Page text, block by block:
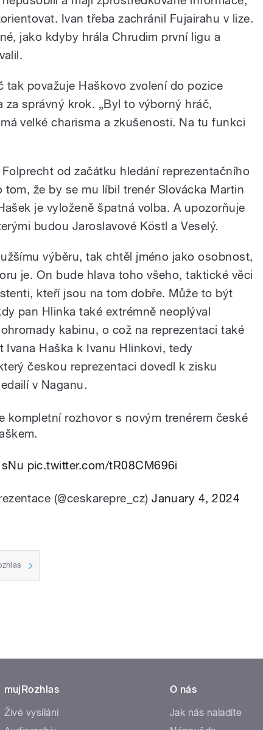
Ivan třeba zachránil Fujairahu v lize.
jako kdyby hrála Chrudim první ligu a
tak považuje Haškovo zvolení do pozice
za správný krok. „Byl to výborný hráč,
velké charisma a zkušenosti. Na tu funkci
od začátku hledání reprezentačního
tom, že by se mu líbil trenér Slovácka Martin
je vyloženě špatná volba. A upozorňuje
budou Jaroslavové Köstl a Veselý.
výběru, tak chtěl jméno jako osobnost,
je. On bude hlava toho všeho, taktické věci
kteří jsou na tom dobře. Může to být
pan Hlinka také extrémně neoplýval
kabinu, o což na reprezentaci také
Ivana Haška k Ivanu Hlinkovi, tedy
českou reprezentaci dovedl k zisku
v Naganu.
kompletní rozhovor s novým trenérem české
pic.twitter.com/tR08CM696i
(@ceskarepre_cz)January 4, 2024
mujRozhlas
Živé vysílání
O nás
Jak nás naladíte